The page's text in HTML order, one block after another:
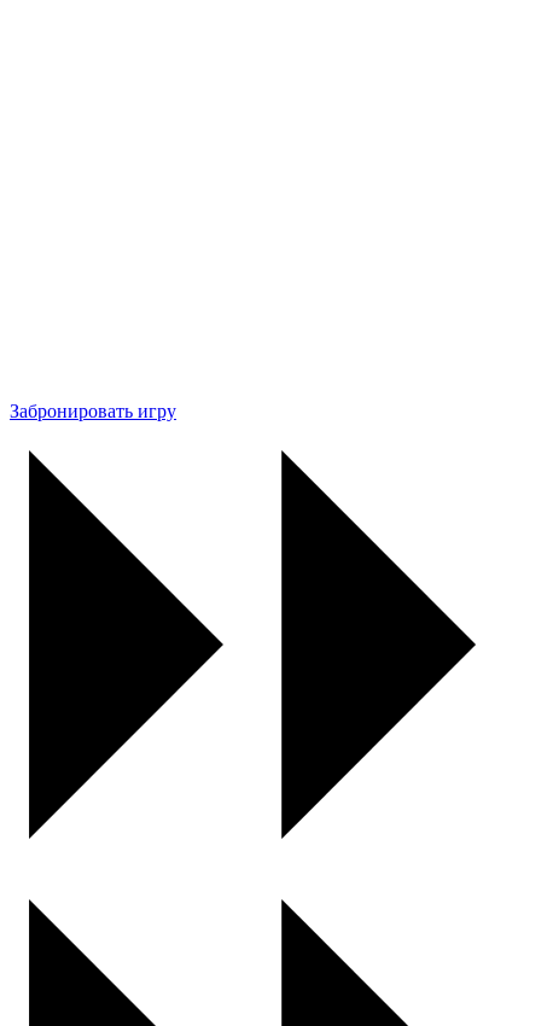
Забронировать игру